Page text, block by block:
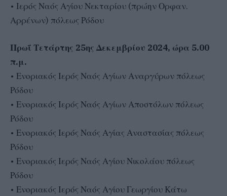
• Ιερός Ναός Αγίου Νεκταρίου (πρώην Ορφαν.
Αρρένων) πόλεως Ρόδου
Πρωΐ Τετάρτης 25ης Δεκεμβρίου 2024, ώρα 5.00
π.μ.
• Ενοριακός Ιερός Ναός Αγίων Αναργύρων πόλεως
Ρόδου
• Ενοριακός Ιερός Ναός Αγίων Αποστόλων πόλεως
Ρόδου
• Ενοριακός Ιερός Ναός Αγίας Αναστασίας πόλεως
Ρόδου
• Ενοριακός Ιερός Ναός Αγίου Νικολάου πόλεως
Ρόδου
• Ενοριακός Ιερός Ναός Αγίου Γεωργίου Κάτω